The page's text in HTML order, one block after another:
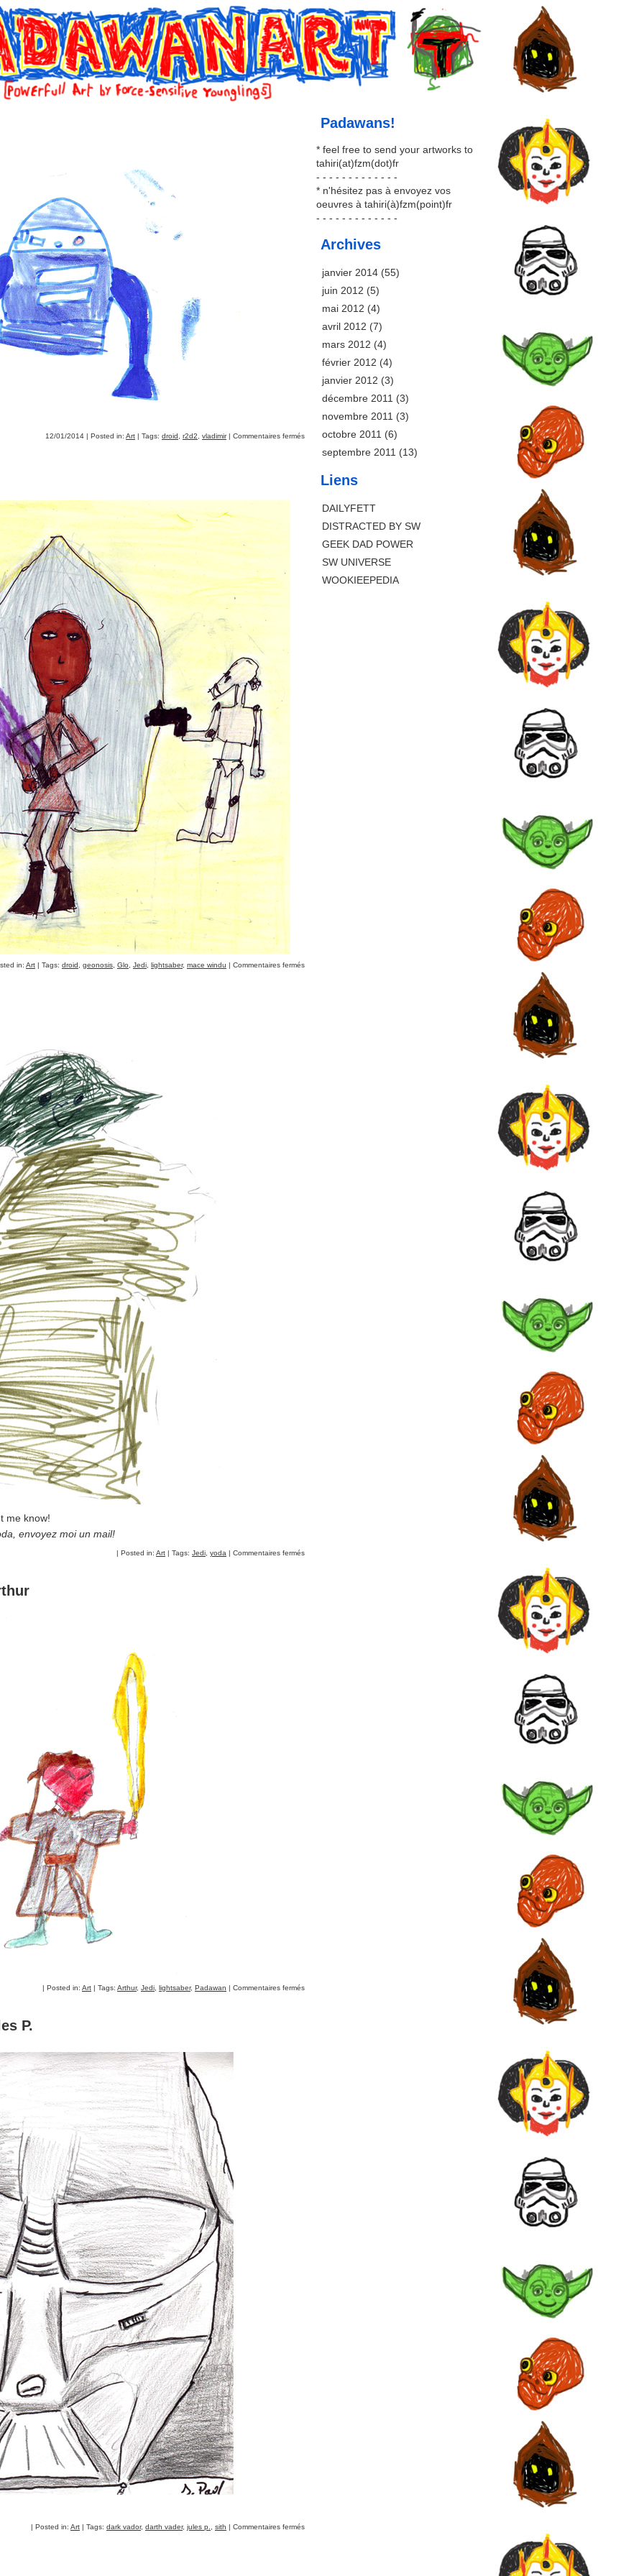
12/01/2014 | Posted in: Art | Tags: droid r2d2 vladimir| Commentaires fermés
in: Art | Tags: droid geonosis Glo Jedi lightsaber, mace windu | Commentaires fermés
me know!
envoyez moi un mail!
| Posted in: Art | Tags: Jedi yoda | Commentaires fermés
| Posted in: Art | Tags: Arthur, Jedi lightsaber, Padawan | Commentaires fermés
P.
| Posted in: Art | Tags: dark vador, darth vader, jules p. sith | Commentaires fermés
Padawans!
* feel free to send your artworks to
tahiri(at)fzm(dot)fr
- - - - - - - - - - - - -
* n'hésitez pas à envoyez vos
oeuvres à tahiri(à)fzm(point)fr
- - - - - - - - - - - - -
Archives
janvier 2014 (55)
juin 2012 (5)
mai 2012 (4)
avril 2012 (7)
mars 2012 (4)
février 2012 (4)
janvier 2012 (3)
décembre 2011 (3)
novembre 2011 (3)
octobre 2011 (6)
septembre 2011 (13)
Liens
DAILYFETT
DISTRACTED BY SW
GEEK DAD POWER
SW UNIVERSE
WOOKIEEPEDIA